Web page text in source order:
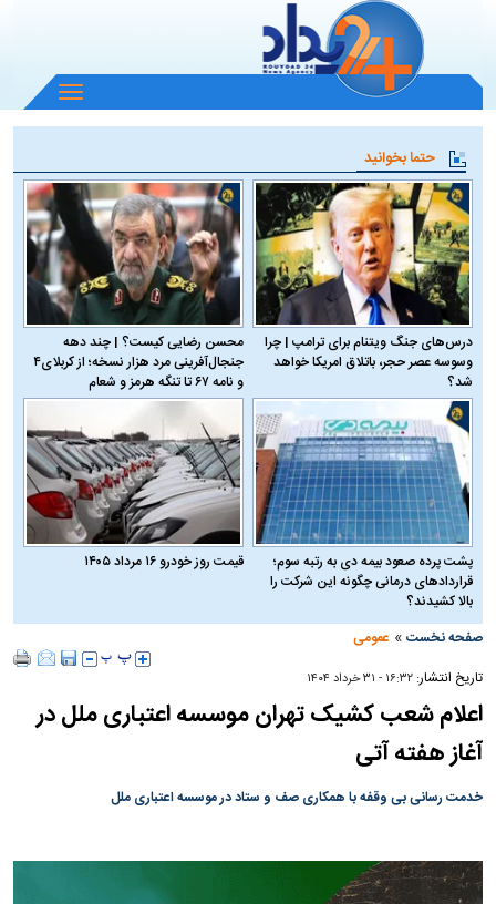
باز
و
منو
حتما بخوانید
درس‌های جنگ ویتنام برای ترامپ | چرا
وسوسه عصر حجر، باتلاق امریکا خواهد
شد؟
محسن رضایی کیست؟ | چند دهه
جنجال‌آفرینی مرد هزار نسخه؛ از کربلای۴
و نامه ۶۷ تا تنگه هرمز و شعام
پشت پرده صعود بیمه دی به رتبه سوم؛
قراردادهای درمانی چگونه این شرکت را
بالا کشیدند؟
قیمت روز خودرو ۱۶ مرداد ۱۴۰۵
صفحه نخست » عمومی
تاریخ انتشار:۱۶:۳۲ - ۳۱ خرداد ۱۴۰۴
اعلام شعب کشیک تهران موسسه اعتباری ملل در
آغاز هفته آتی
خدمت رسانی بی وقفه با همکاری صف و ستاد در موسسه اعتباری ملل